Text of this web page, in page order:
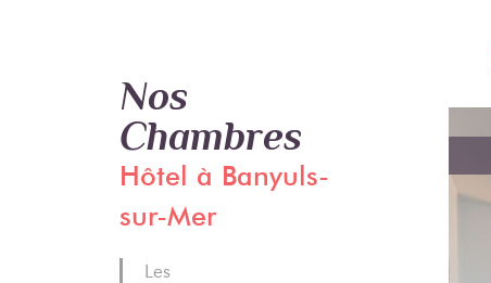
Nos
Chambres
Hôtel à Banyuls-
sur-Mer
Les
VUE MER